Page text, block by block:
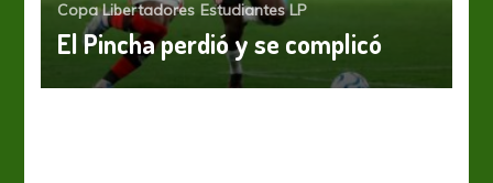
Copa Libertadores Estudiantes LP
El Pincha perdió y se complicó